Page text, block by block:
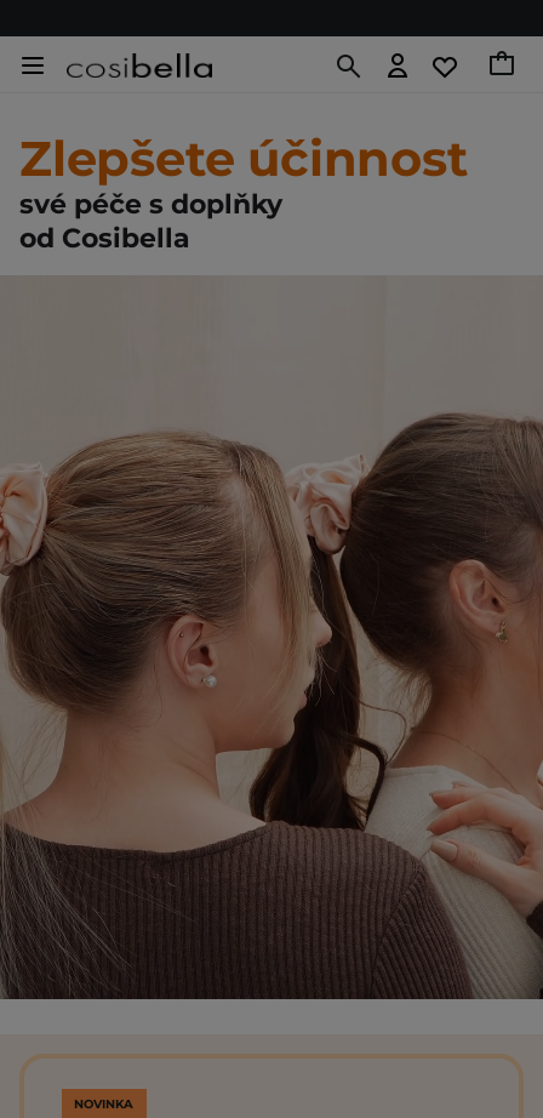
Zlepšete účinnost
své péče s doplňky
od Cosibella
NOVINKA